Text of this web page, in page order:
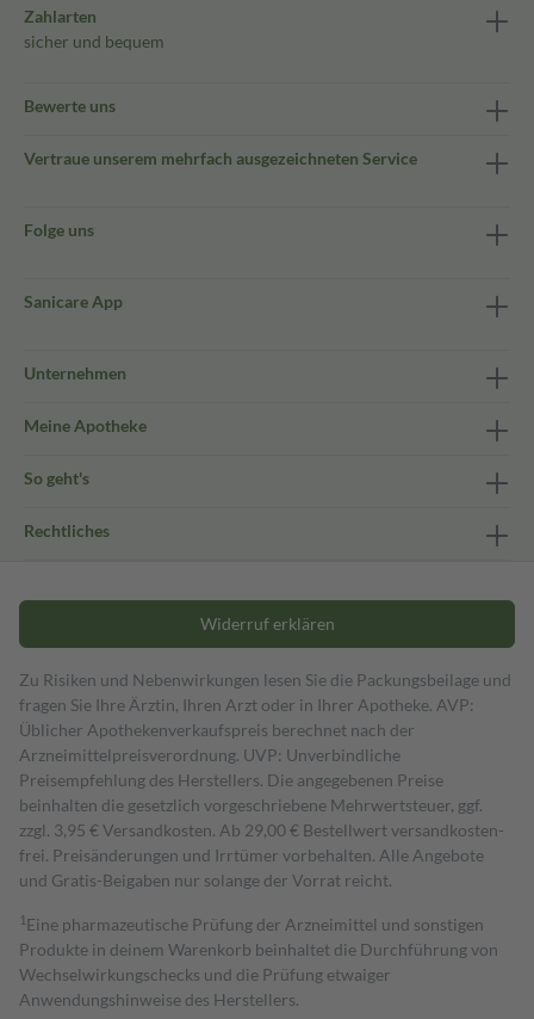
Zahlarten
sicher und bequem
Bewerte uns
Vertraue unserem mehrfach ausgezeichneten Service
Folge uns
Sanicare App
Unternehmen
Meine Apotheke
So geht's
Rechtliches
Widerruf erklären
Zu Risiken und Nebenwirkungen lesen Sie die Packungsbeilage und
fragen Sie Ihre Ärztin, Ihren Arzt oder in Ihrer Apotheke. AVP:
Üblicher Apothekenverkaufspreis berechnet nach der
Arzneimittelpreisverordnung. UVP: Unverbindliche
Preisempfehlung des Herstellers. Die angegebenen Preise
beinhalten die gesetzlich vorgeschriebene Mehrwertsteuer, ggf.
zzgl. 3,95 € Versandkosten. Ab 29,00 € Bestell­wert versand­kosten­
frei. Preisänderungen und Irrtümer vorbehalten. Alle Angebote
und Gratis-Beigaben nur solange der Vorrat reicht.
1 Eine pharmazeutische Prüfung der Arzneimittel und sonstigen
Produkte in deinem Warenkorb beinhaltet die Durchführung von
Wechselwirkungschecks und die Prüfung etwaiger
Anwendungshinweise des Herstellers.